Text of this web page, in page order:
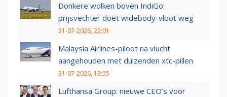
Donkere wolken boven IndiGo:
prijsvechter doet widebody-vloot weg
31-07-2026, 22:01
Malaysia Airlines-piloot na vlucht
aangehouden met duizenden xtc-pillen
31-07-2026, 13:55
Lufthansa Group: nieuwe CEO’s voor